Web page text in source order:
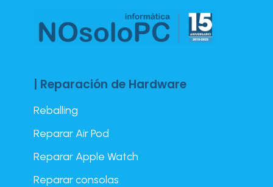
| Reparación de Hardware
Reballing
Reparar Air Pod
Reparar Apple Watch
Reparar consolas